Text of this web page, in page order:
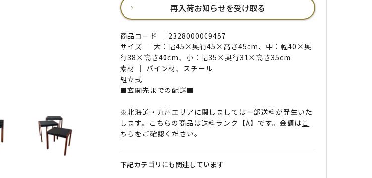
再入荷お知らせを受け取る
商品コード ｜ 2328000009457
サイズ ｜ 大：幅45×奥行45×高さ45cm、中：幅40×奥
行38×高さ40cm、小：幅35×奥行31×高さ35cm
素材 ｜ パイン材、スチール
組立式
■玄関先までの配送■
※北海道・九州エリアに関しましては一部送料が発生いた
します。こちらの商品は送料ランク【A】です。金額はこ
ちら をご確認ください。
下記カテゴリにも関連しています